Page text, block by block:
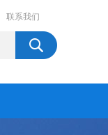
联系我们